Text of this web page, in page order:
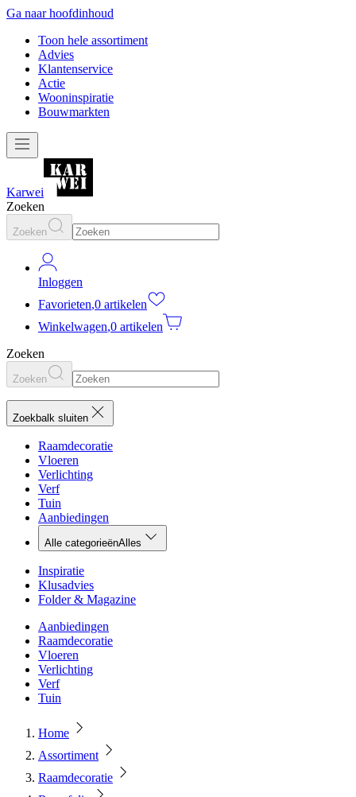
Ga naar hoofdinhoud
Toon hele assortiment
Advies
Klantenservice
Actie
Wooninspiratie
Bouwmarkten
Karwei
Zoeken
Zoeken
Inloggen
Favorieten,0 artikelen
Winkelwagen,0 artikelen
Zoeken
Zoeken
Zoekbalk sluiten
Raamdecoratie
Vloeren
Verlichting
Verf
Tuin
Aanbiedingen
Alle categorieënAlles
Inspiratie
Klusadvies
Folder & Magazine
Aanbiedingen
Raamdecoratie
Vloeren
Verlichting
Verf
Tuin
Home
Assortiment
Raamdecoratie